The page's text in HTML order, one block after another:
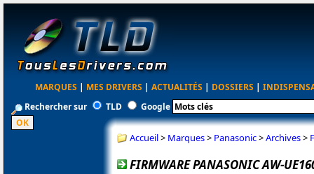
MARQUES | MES DRIVERS | ACTUALITÉS | DOSSIERS |
Rechercher sur
TLD Google
Accueil> Marques> Panasonic>Archives>
FIRMWARE PANASONIC AW-